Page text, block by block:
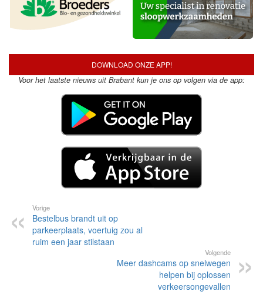
DOWNLOAD ONZE APP!
Voor het laatste nieuws uit Brabant kun je ons op volgen via de app:
Vorige
Bestelbus brandt uit op
parkeerplaats, voertuig zou al
ruim een jaar stilstaan
Volgende
Meer dashcams op snelwegen
helpen bij oplossen
verkeersongevallen